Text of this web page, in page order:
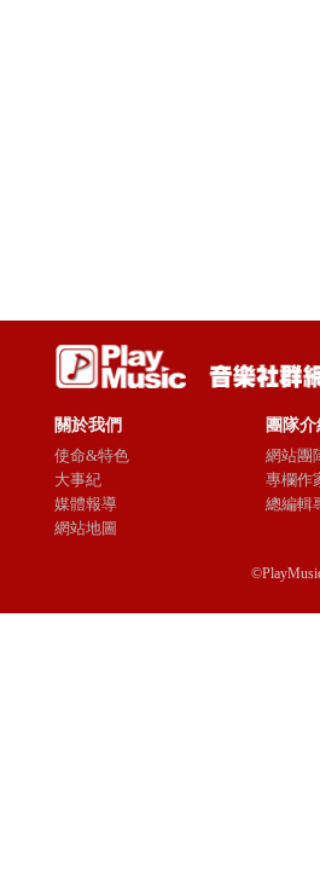
關於我們
使命&特色
大事紀
媒體報導
網站地圖
團隊介
網站團
專欄作
總編輯